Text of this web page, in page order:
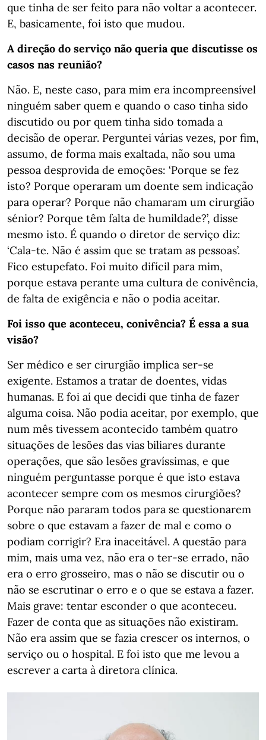
que tinha de ser feito para não voltar a acontecer.
E, basicamente, foi isto que mudou.
A direção do serviço não queria que discutisse os
casos nas reunião?
Não. E, neste caso, para mim era incompreensível
ninguém saber quem e quando o caso tinha sido
discutido ou por quem tinha sido tomada a
decisão de operar. Perguntei várias vezes, por fim,
assumo, de forma mais exaltada, não sou uma
pessoa desprovida de emoções: ‘Porque se fez
isto? Porque operaram um doente sem indicação
para operar? Porque não chamaram um cirurgião
sénior? Porque têm falta de humildade?’, disse
mesmo isto. É quando o diretor de serviço diz:
‘Cala-te. Não é assim que se tratam as pessoas’.
Fico estupefato. Foi muito difícil para mim,
porque estava perante uma cultura de conivência,
de falta de exigência e não o podia aceitar.
Foi isso que aconteceu, conivência? É essa a sua
visão?
Ser médico e ser cirurgião implica ser-se
exigente. Estamos a tratar de doentes, vidas
humanas. E foi aí que decidi que tinha de fazer
alguma coisa. Não podia aceitar, por exemplo, que
num mês tivessem acontecido também quatro
situações de lesões das vias biliares durante
operações, que são lesões gravíssimas, e que
ninguém perguntasse porque é que isto estava
acontecer sempre com os mesmos cirurgiões?
Porque não pararam todos para se questionarem
sobre o que estavam a fazer de mal e como o
podiam corrigir? Era inaceitável. A questão para
mim, mais uma vez, não era o ter-se errado, não
era o erro grosseiro, mas o não se discutir ou o
não se escrutinar o erro e o que se estava a fazer.
Mais grave: tentar esconder o que aconteceu.
Fazer de conta que as situações não existiram.
Não era assim que se fazia crescer os internos, o
serviço ou o hospital. E foi isto que me levou a
escrever a carta à diretora clínica.